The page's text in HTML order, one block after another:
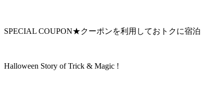
SPECIAL COUPON★クーポンを利用しておトクに宿泊
Halloween Story of Trick & Magic !